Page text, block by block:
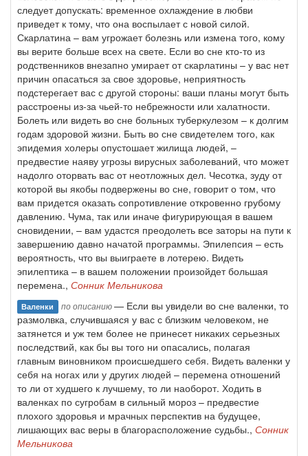
следует допускать: временное охлаждение в любви
приведет к тому, что она воспылает с новой силой.
Скарлатина – вам угрожает болезнь или измена того, кому
вы верите больше всех на свете. Если во сне кто-то из
родственников внезапно умирает от скарлатины – у вас нет
причин опасаться за свое здоровье, неприятность
подстерегает вас с другой стороны: ваши планы могут быть
расстроены из-за чьей-то небрежности или халатности.
Болеть или видеть во сне больных туберкулезом – к долгим
годам здоровой жизни. Быть во сне свидетелем того, как
эпидемия холеры опустошает жилища людей, –
предвестие наяву угрозы вирусных заболеваний, что может
надолго оторвать вас от неотложных дел. Чесотка, зуду от
которой вы якобы подвержены во сне, говорит о том, что
вам придется оказать сопротивление откровенно грубому
давлению. Чума, так или иначе фигурирующая в вашем
сновидении, – вам удастся преодолеть все заторы на пути к
завершению давно начатой программы. Эпилепсия – есть
вероятность, что вы выиграете в лотерею. Видеть
эпилептика – в вашем положении произойдет большая
перемена., Сонник Мельникова
Валенки по описанию— Если вы увидели во сне валенки, то
размолвка, случившаяся у вас с близким человеком, не
затянется и уж тем более не принесет никаких серьезных
последствий, как бы вы того ни опасались, полагая
главным виновником происшедшего себя. Видеть валенки у
себя на ногах или у других людей – перемена отношений
то ли от худшего к лучшему, то ли наоборот. Ходить в
валенках по сугробам в сильный мороз – предвестие
плохого здоровья и мрачных перспектив на будущее,
лишающих вас веры в благорасположение судьбы., Сонник
Мельникова